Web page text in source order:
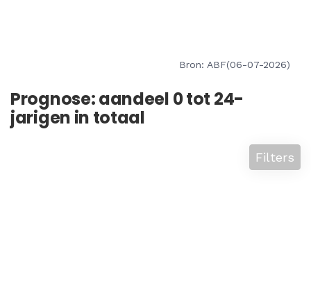
Bron: ABF(06-07-2026)
Prognose: aandeel 0 tot 24-
jarigen in totaal
Filters